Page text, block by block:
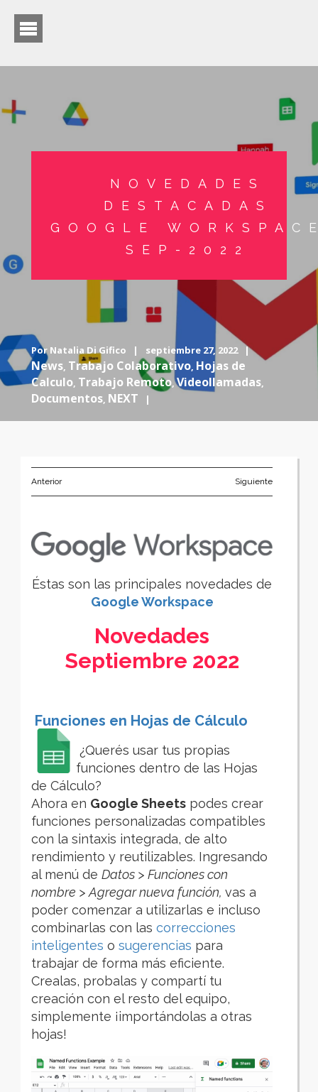
NOVEDADES
DESTACADAS
GOOGLE
SEP-2022
Por Natalia Di Gifico | septiembre 27, 2022 |
News, Trabajo Colaborativo, Hojas de
Calculo, Trabajo Remoto,Videollamadas,
Documentos, NEXT |
Anterior Siguiente
Éstas son las principales novedades de
Google Workspace
Novedades
Septiembre 2022
Funciones en Hojas de Cálculo
¿Querés usar tus propias
funciones dentro de las Hojas
de Cálculo?
Ahora en Google Sheets podes crear
funciones personalizadas compatibles
con la sintaxis integrada, de alto
rendimiento y reutilizables. Ingresando
al menú de Datos > Funciones con
nombre > Agregar nueva función, vas a
poder comenzar a utilizarlas e incluso
combinarlas con las correcciones
inteligentes o sugerencias para
trabajar de forma más eficiente.
Crealas, probalas y compartí tu
creación con el resto del equipo,
simplemente ¡importándolas a otras
hojas!